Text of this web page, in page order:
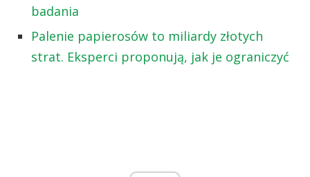
badania
Palenie papierosów to miliardy złotych
strat. Eksperci proponują, jak je ograniczyć